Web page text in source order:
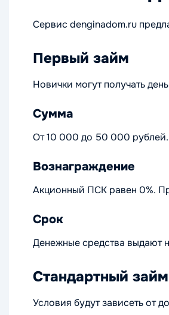
Сервис denginadom.ru
Первый займ
Новички могут получать
Сумма
От 10 000 до 50 000 рублей.
Вознаграждение
Акционный ПСК равен 0%.
Срок
Денежные средства выдают
Стандартный займ
Условия будут зависеть от